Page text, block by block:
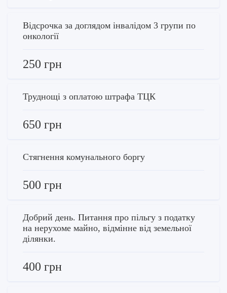
Відсрочка за доглядом інвалідом 3 групи по
онкології
250 грн
Труднощі з оплатою штрафа ТЦК
650 грн
Стягнення комунального боргу
500 грн
Добрий день. Питання про пільгу з податку
на нерухоме майно, відмінне від земельної
ділянки.
400 грн